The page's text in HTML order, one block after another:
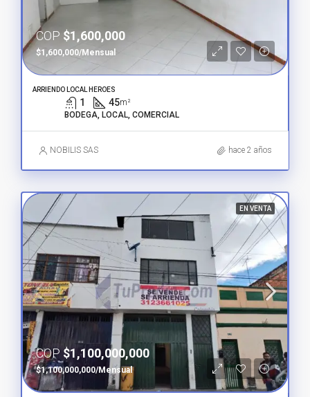
COP $1,600,000
$1,600,000/Mensual
ARRIENDO LOCAL HEROES
1 45m²
BODEGA, LOCAL, COMERCIAL
NOBILIS SAS hace 2 años
EN VENTA
COP $1,100,000,000
$1,100,000,000/Mensual